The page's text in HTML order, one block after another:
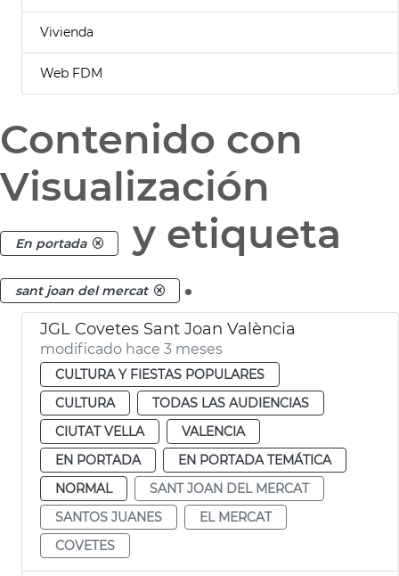
Vivienda
Web FDM
Contenido con
Visualización
En portada y etiqueta
sant joan del mercat .
JGL Covetes Sant Joan València
modificado hace 3 meses
CULTURA Y FIESTAS POPULARES
CULTURA
TODAS LAS AUDIENCIAS
CIUTAT VELLA
VALENCIA
EN PORTADA
EN PORTADA TEMÁTICA
NORMAL
SANT JOAN DEL MERCAT
SANTOS JUANES
EL MERCAT
COVETES